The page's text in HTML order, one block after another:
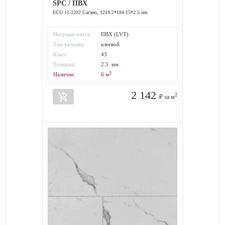
SPC / ПВХ
ECO 11-2202 Сагано, 1219.2*184.15*2.5 мм
Несущая плита:
ПВХ (LVT)
Тип укладки:
клеевой
Класс
износостойкости:
43
Толщина:
2.5 мм
Наличие:
6 м2
add_shopping_cart 2 142 ₽ за м2